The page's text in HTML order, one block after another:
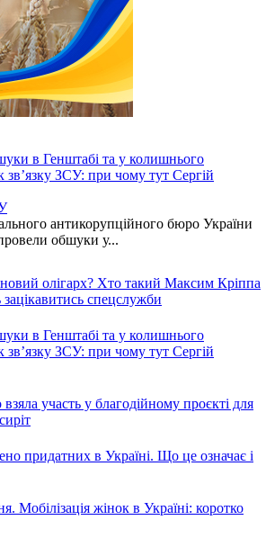
в Генштабі та у колишнього
зв’язку ЗСУ: при чому тут Сергій
антикорупційного бюро України
обшуки у...
новий олігарх? Хто такий Максим Кріппа
спецслужби
в Генштабі та у колишнього
зв’язку ЗСУ: при чому тут Сергій
участь у благодійному проєкті для
придатних в Україні. Що це означає і
Мобілізація жінок в Україні: коротко